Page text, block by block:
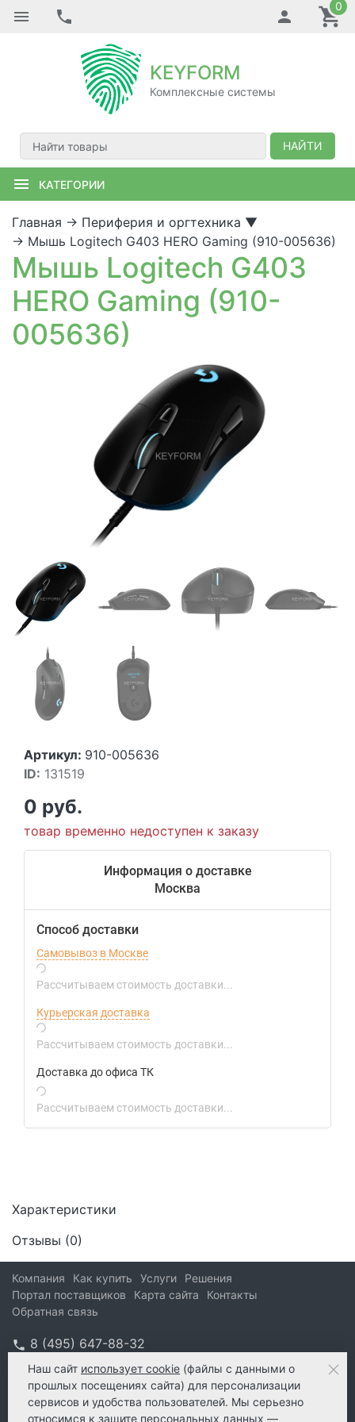
0
KEYFORM
Комплексные системы
НАЙТИ
КАТЕГОРИИ
Главная → Периферия и оргтехника ▼
→ Мышь Logitech G403 HERO Gaming (910-005636)
Мышь Logitech G403
HERO Gaming (910-
005636)
Артикул: 910-005636
ID: 131519
0 руб.
товар временно недоступен к заказу
Информация о доставке
Москва
Способ доставки
Самовывоз в Москве
Рассчитываем стоимость доставки...
Курьерская доставка
Рассчитываем стоимость доставки...
Доставка до офиса ТК
Рассчитываем стоимость доставки...
Характеристики
Отзывы (0)
Компания Как купить Услуги
Решения
Портал поставщиков
Карта сайта
Контакты
Обратная связь
8 (495) 647-88-32
info@kform.ru
info@kform.ru
e-mail
Наш сайт использует cookie (файлы с данными о
прошлых посещениях сайта) для персонализации
сервисов и удобства пользователей. Мы серьезно
относимся к защите персональных данных —